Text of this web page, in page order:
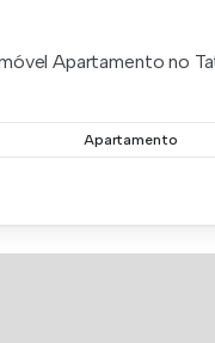
Apartamento no
Apartamento